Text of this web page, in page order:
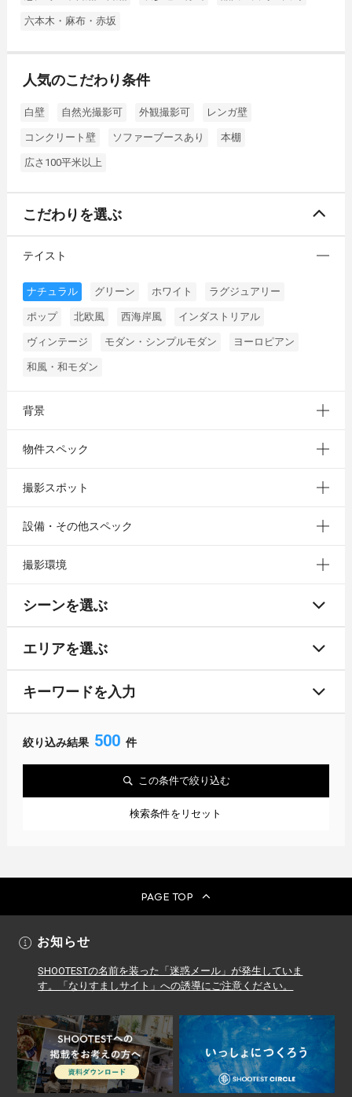
六本木・麻布・赤坂
人気のこだわり条件
白壁 自然光撮影可 外観撮影可 レンガ壁
コンクリート壁 ソファーブースあり 本棚
広さ100平米以上
こだわりを選ぶ
テイスト
ナチュラル グリーン ホワイト ラグジュアリー
ポップ 北欧風 西海岸風 インダストリアル
ヴィンテージ モダン・シンプルモダン ヨーロピアン
和風・和モダン
背景
物件スペック
撮影スポット
設備・その他スペック
撮影環境
シーンを選ぶ
エリアを選ぶ
キーワードを入力
絞り込み結果 500 件
この条件で絞り込む
検索条件をリセット
PAGE TOP
お知らせ
SHOOTESTの名前を装った「迷惑メール」が発生していま
す。「なりすましサイト」への誘導にご注意ください。